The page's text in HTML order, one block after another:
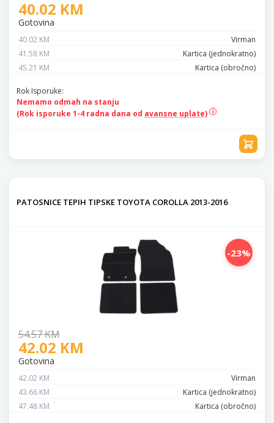
40.02 KM
Gotovina
40.02 KM
Virman
41.58 KM
Kartica (jednokratno)
45.21 KM
Kartica (obročno)
Rok Isporuke:
Nemamo odmah na stanju
(Rok isporuke 1-4 radna dana od avansne uplate)
PATOSNICE TEPIH TIPSKE TOYOTA COROLLA 2013-2016
-23%
54.57 KM
42.02 KM
Gotovina
42.02 KM
Virman
43.66 KM
Kartica (jednokratno)
47.48 KM
Kartica (obročno)